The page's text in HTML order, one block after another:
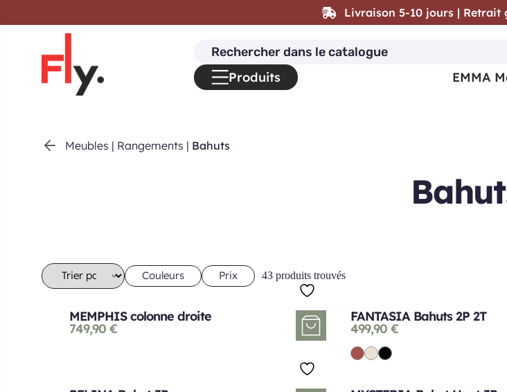
Meubles | Rangements | Bahuts
Couleurs Prix 43 produits trouvés
MEMPHIS colonne droite
749,90 €
FANTASIA Bahuts 2P 2T
499,90€
Livraison 5-10 jours |
Search
for:
Produits
EMMA